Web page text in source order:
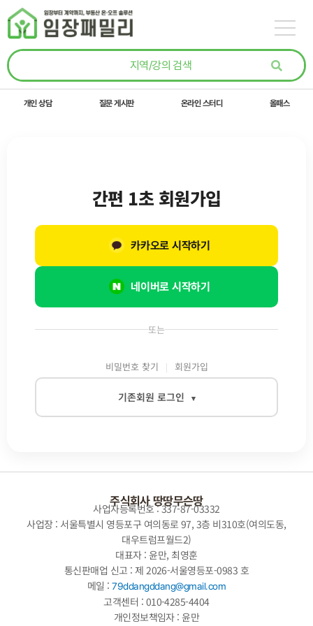
콘텐츠로
건너뛰기
개인 상담 질문 게시판 온라인 스터디 올패스
또는
비밀번호 찾기 회원가입
기존회원 로그인 ▾
로그인
간편 1초 회원가입
네이버로 시작하기
카카오로 시작하기
주식회사 땅땅무슨땅
사업자등록번호 : 337-87-03332
사업장 : 서울특별시 영등포구 여의동로 97, 3층 비310호(여의도동,
대우트럼프월드2)
대표자 : 윤만, 최영훈
통신판매업 신고 : 제 2026-서울영등포-0983 호
메일 :79ddangddang@gmail.com
고객센터 : 010-4285-4404
개인정보책임자 : 윤만